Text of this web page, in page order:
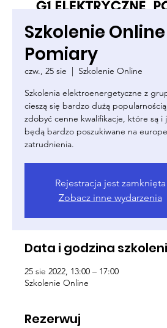
Szkolenie Online
Pomiary
czw., 25 sie
  |
Szkolenie Online
Szkolenia elektroenergetyczne z
cieszą się bardzo dużą
zdobyć cenne kwalifikacje, które są i
będą bardzo poszukiwane na
zatrudnienia.
Rejestracja jest zamknięta
Zobacz inne wydarzenia
Data i godzina
25 sie 2022, 13:00 – 17:00
Szkolenie Online
Rezerwuj